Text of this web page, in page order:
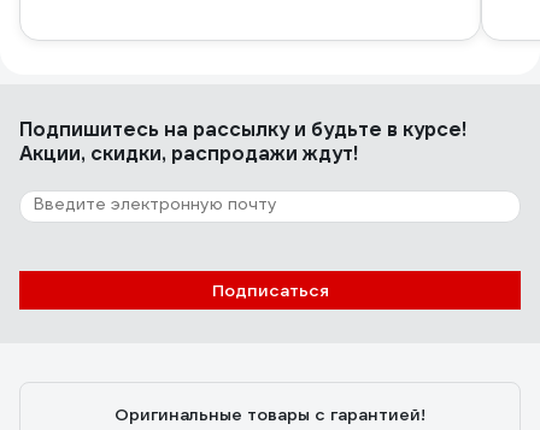
Подпишитесь на рассылкуи будьте в курсе!
Акции, скидки, распродажи ждут!
Подписаться
Оригинальные товары с гарантией!